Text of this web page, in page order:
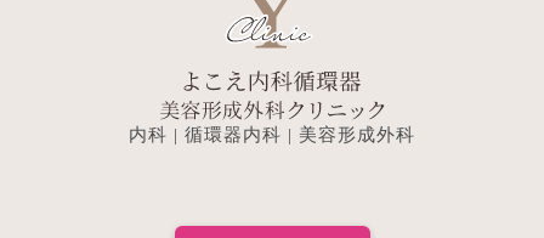
内科 | 循環器内科 | 美容形成外科